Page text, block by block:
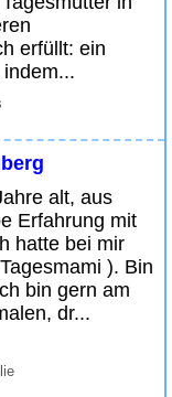
erfüllt: ein
alt, aus
Erfahrung mit
hatte bei mir
). Bin
bin gern am
dr...